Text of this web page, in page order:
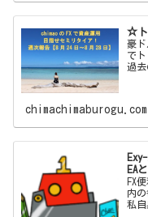
☆ト
豪
で
過
忘録
chimachimaburogu.com
EA
FX
内
私
い